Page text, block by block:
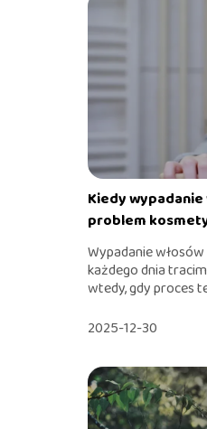
Kiedy
problem
Wypadanie
każdego dnia
wtedy, gdy proces
2025-12-30